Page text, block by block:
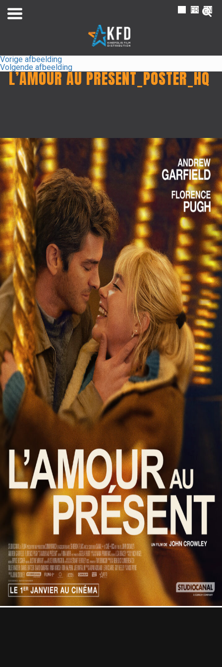
Home
Releaselijst
Over KFD
Professional
Contact
FR EN
Vorige afbeelding
Volgende afbeelding
L’AMOUR AU PRESENT_POSTER_HQ